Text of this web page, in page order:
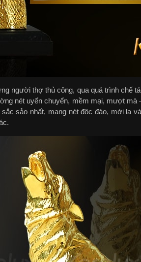
người thợ thủ công, qua quá trình chế
nét uyển chuyển, mềm mại, mượt mà
sảo nhất, mang nét độc đáo, mới lạ